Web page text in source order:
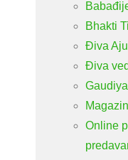
Bhakti
Điva
Điva
Online